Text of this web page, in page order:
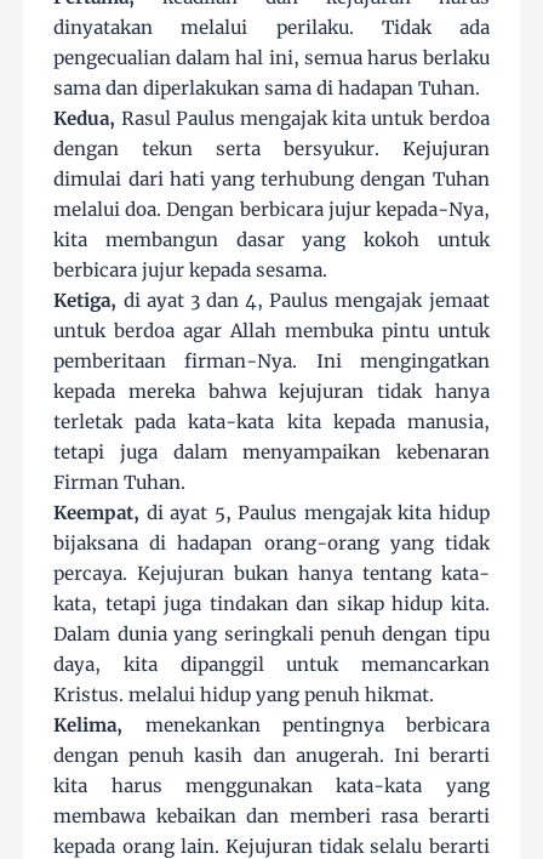
dinyatakan melalui perilaku. Tidak ada
pengecualian dalam hal ini, semua harus berlaku
sama dan diperlakukan sama di hadapan Tuhan.
Kedua, Rasul Paulus mengajak kita untuk berdoa
dengan tekun serta bersyukur. Kejujuran
dimulai dari hati yang terhubung dengan Tuhan
melalui doa. Dengan berbicara jujur kepada-Nya,
kita membangun dasar yang kokoh untuk
berbicara jujur kepada sesama.
Ketiga, di ayat 3 dan 4, Paulus mengajak jemaat
untuk berdoa agar Allah membuka pintu untuk
pemberitaan firman-Nya. Ini mengingatkan
kepada mereka bahwa kejujuran tidak hanya
terletak pada kata-kata kita kepada manusia,
tetapi juga dalam menyampaikan kebenaran
Firman Tuhan.
Keempat, di ayat 5, Paulus mengajak kita hidup
bijaksana di hadapan orang-orang yang tidak
percaya. Kejujuran bukan hanya tentang kata-
kata, tetapi juga tindakan dan sikap hidup kita.
Dalam dunia yang seringkali penuh dengan tipu
daya, kita dipanggil untuk memancarkan
Kristus. melalui hidup yang penuh hikmat.
Kelima, menekankan pentingnya berbicara
dengan penuh kasih dan anugerah. Ini berarti
kita harus menggunakan kata-kata yang
membawa kebaikan dan memberi rasa berarti
kepada orang lain. Kejujuran tidak selalu berarti